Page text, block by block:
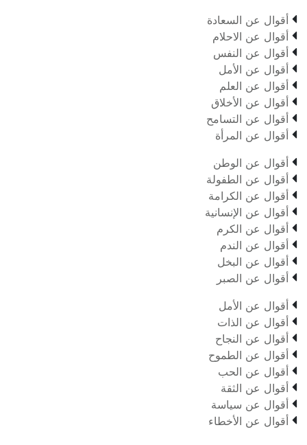
 أقوال عن السعادة
 أقوال عن الاحلام
 أقوال عن النفس
 أقوال عن الأمل
 أقوال عن العلم
 أقوال عن الأخلاق
 أقوال عن التسامح
 أقوال عن المرأة
 أقوال عن الوطن
 أقوال عن الطفولة
 أقوال عن الكرامة
 أقوال عن الإنسانية
 أقوال عن الكرم
 أقوال عن الندم
 أقوال عن البخل
 أقوال عن الصبر
 أقوال عن الأمل
 أقوال عن الذات
 أقوال عن النجاح
 أقوال عن الطموح
 أقوال عن الحب
 أقوال عن الثقة
 أقوال عن سياسة
 أقوال عن الأخطاء